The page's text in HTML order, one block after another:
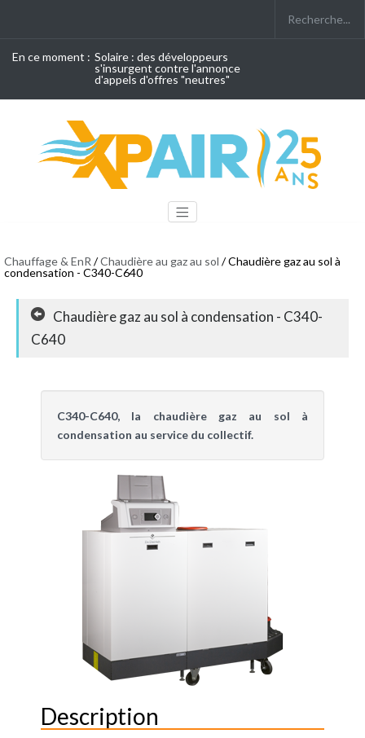
En ce moment : Solaire : des développeurs
s'insurgent contre l'annonce
d'appels d'offres "neutres"
Chauffage & EnR /Chaudière au gaz au sol / Chaudière gaz au sol à
condensation - C340-C640
Chaudière gaz au sol à condensation - C340-
C640
C340-C640, la chaudière gaz au sol à
condensation au service du collectif.
Description